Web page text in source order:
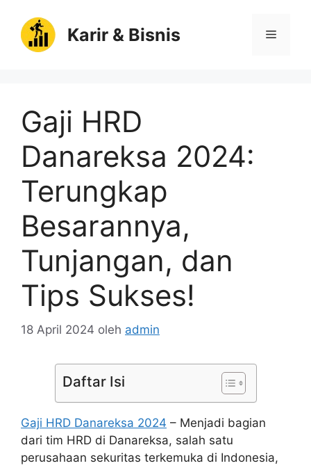
Karir & Bisnis Menu
Gaji HRD
Danareksa 2024:
Terungkap
Besarannya,
Tunjangan, dan
Tips Sukses!
18 April 2024 oleh admin
Daftar Isi
Gaji HRD Danareksa 2024 – Menjadi bagian
dari tim HRD di Danareksa, salah satu
perusahaan sekuritas terkemuka di Indonesia,